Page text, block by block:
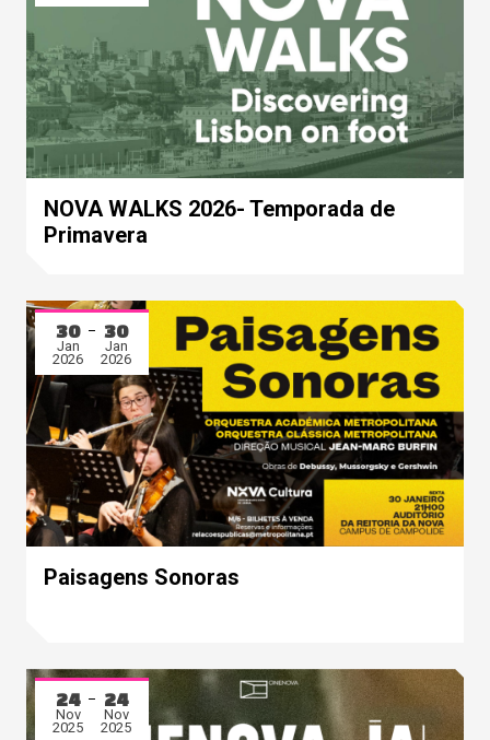
NOVA WALKS 2026- Temporada de
Primavera
30
Jan
2026
30
Jan
2026
Paisagens Sonoras
24
Nov
2025
24
Nov
2025